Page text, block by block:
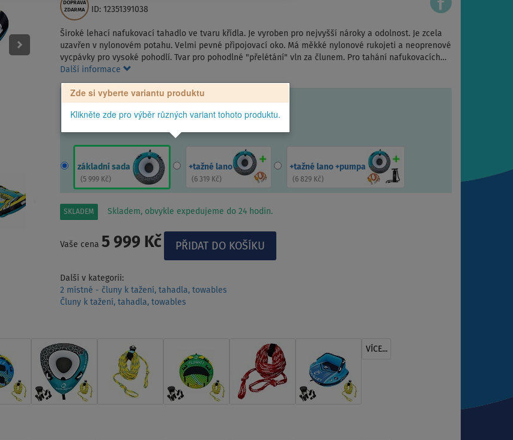
DOPRAVA
ZDARMA
ID: 12351391038
Široké lehací nafukovací tahadlo ve tvaru křídla. Je vyroben pro nejvyšší nároky a odolnost. Je zcela
uzavřen v nylonovém potahu. Velmi pevné připojovací oko. Má měkké nylonové rukojeti a neoprenové
vycpávky pro vysoké pohodlí. Tvar pro pohodlné "přelétání" vln za člunem. Pro tahání nafukovacích…
Další informace
Zde si vyberte variantu produktu
Klikněte zde pro výběr různých variant tohoto produktu.
základní sada
( 5 999 Kč)
+tažné lano
( 6 319 Kč)
+tažné lano +pumpa
( 6 829 Kč)
SKLADEM Skladem, obvykle expedujeme do 24 hodin.
Vaše cena 5 999 Kč
Další v kategorii:
2 místné - čluny k tažení, tahadla, towables
Čluny k tažení, tahadla, towables
VÍCE...